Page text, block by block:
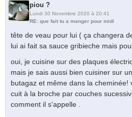
piou ?
Lundi 30 Novembre 2020 à 20:41
RE: que fait tu a manger pour midi
tête de veau pour lui ( ça changera
lui ai fait sa sauce gribieche mais
oui, je cuisine sur des plaques
mais je sais aussi bien cuisiner sur
butagaz et même dans la cheminée!
cuit à la broche par couches
comment il s'appelle .